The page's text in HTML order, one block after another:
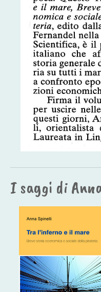
I saggi di